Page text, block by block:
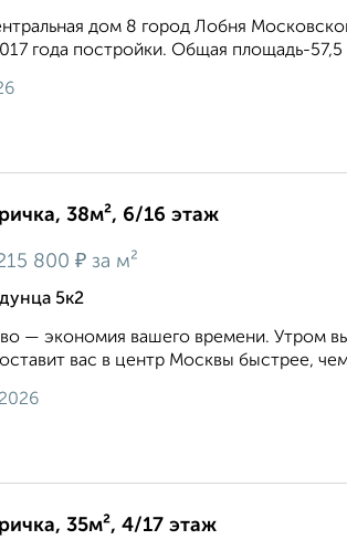
дом 8 город Лобня
года постройки. Общая площадь-57,5
38м², 6/16 этаж
800 ₽ за м²
5к2
— экономия вашего времени. Утром
вас в центр Москвы быстрее,
35м², 4/17 этаж